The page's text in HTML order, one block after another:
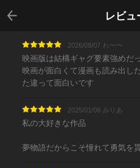
レビュ
戻る
2026/08/07 わ〜〜
映画版は結構ギャグ要素強めだ
映画が面白くて漫画も読み出し
た違って面白いです
2025/01/06 みりあ
私の大好きな作品
夢物語だからこそ憧れて勇気を